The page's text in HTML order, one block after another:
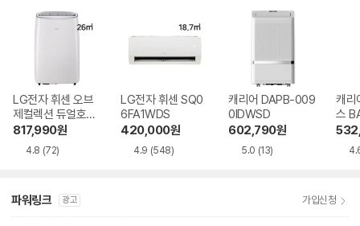
LG전자 휘센 오브
제컬렉션 듀얼호스
PQ08FDWBS
817,990원
4.8 (72)
LG전자 휘센 SQ0
6FA1WDS
420,000원
4.9 (548)
캐리어 DAPB-009
0IDWSD
602,790원
5.0 (13)
캐리
스
파워링크 광고 가입신청